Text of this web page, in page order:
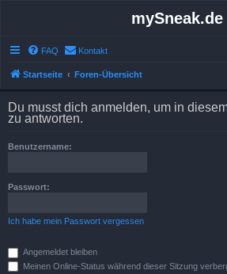
mySneak.de
FAQ Kontakt
Startseite Foren-Übersicht
Du musst dich anmelden, um in
zu antworten.
Benutzername:
Passwort:
Ich habe mein Passwort vergessen
Angemeldet bleiben
Meinen Online-Status während dieser Sitzung